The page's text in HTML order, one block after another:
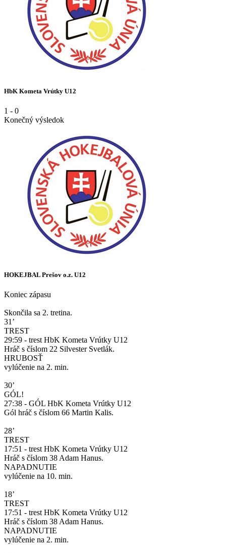
HbK Kometa Vrútky U12
1 - 0
Konečný výsledok
HOKEJBAL Prešov o.z. U12
Koniec zápasu
Skončila sa 2. tretina.
31’
TREST
29:59 - trest HbK Kometa Vrútky U12
Hráč s číslom 22 Silvester Svetlák.
HRUBOSŤ
vylúčenie na 2. min.
30’
GÓL!
27:38 - GÓL HbK Kometa Vrútky U12
Gól hráč s číslom 66 Martin Kalis.
28’
TREST
17:51 - trest HbK Kometa Vrútky U12
Hráč s číslom 38 Adam Hanus.
NAPADNUTIE
vylúčenie na 10. min.
18’
TREST
17:51 - trest HbK Kometa Vrútky U12
Hráč s číslom 38 Adam Hanus.
NAPADNUTIE
vylúčenie na 2. min.